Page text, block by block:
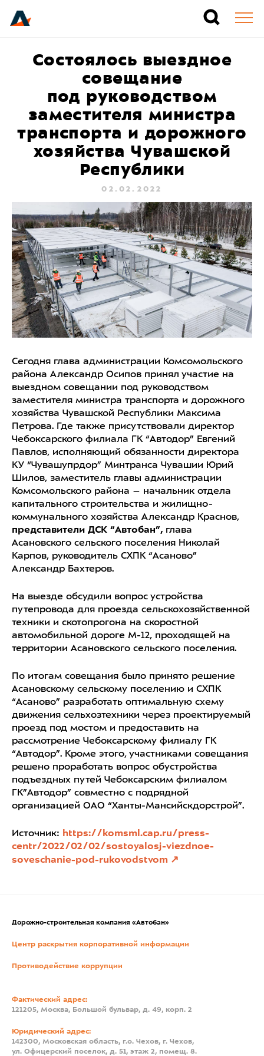
Состоялось выездное
совещание
под руководством
заместителя министра
транспорта и дорожного
хозяйства Чувашской
Республики
02.02.2022
Сегодня глава администрации Комсомольского
района Александр Осипов принял участие на
выездном совещании под руководством
заместителя министра транспорта и дорожного
хозяйства Чувашской Республики Максима
Петрова. Где также присутствовали директор
Чебоксарского филиала ГК “Автодор” Евгений
Павлов, исполняющий обязанности директора
КУ “Чувашупрдор” Минтранса Чувашии Юрий
Шилов, заместитель главы администрации
Комсомольского района – начальник отдела
капитального строительства и жилищно-
коммунального хозяйства Александр Краснов,
представители ДСК “Автобан”, глава
Асановского сельского поселения Николай
Карпов, руководитель СХПК “Асаново”
Александр Бахтеров.
На выезде обсудили вопрос устройства
путепровода для проезда сельскохозяйственной
техники и скотопрогона на скоростной
автомобильной дороге М-12, проходящей на
территории Асановского сельского поселения.
По итогам совещания было принято решение
Асановскому сельскому поселению и СХПК
“Асаново” разработать оптимальную схему
движения сельхозтехники через проектируемый
проезд под мостом и предоставить на
рассмотрение Чебоксарскому филиалу ГК
“Автодор”. Кроме этого, участниками совещания
решено проработать вопрос обустройства
подъездных путей Чебоксарским филиалом
ГК”Автодор” совместно с подрядной
организацией ОАО “Ханты-Мансийскдорстрой”.
Источник: https://komsml.cap.ru/press-
centr/2022/02/02/sostoyalosj-viezdnoe-
soveschanie-pod-rukovodstvom
Дорожно-строительная компания «Автобан»
Центр раскрытия корпоративной информации
Противодействие коррупции
Фактический адрес:
121205, Москва, Большой бульвар, д. 49, корп. 2
Юридический адрес:
142300, Московская область, г.о. Чехов, г. Чехов,
ул. Офицерский поселок, д. 51, этаж 2, помещ. 8.